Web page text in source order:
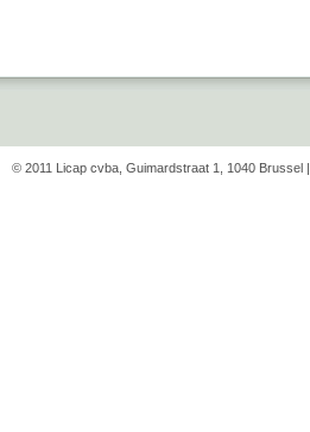
© 2011 Licap cvba, Guimardstraat 1, 1040 Brussel |